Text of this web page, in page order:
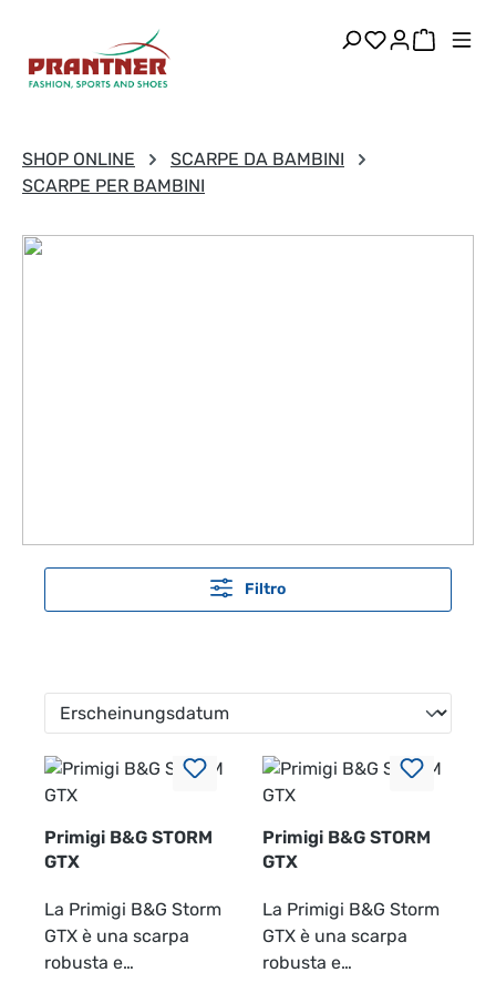
Passa al contenuto principale
Hai 0Il
SHOP ONLINE
SCARPE DA BAMBINI
SCARPE PER BAMBINI
Filtro
Primigi B&G STORM
GTX
La Primigi B&G Storm
GTX è una scarpa
robusta e
Primigi B&G STORM
GTX
La Primigi B&G Storm
GTX è una scarpa
robusta e